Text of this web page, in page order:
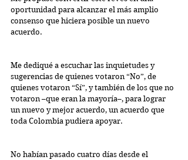
oportunidad para alcanzar el más amplio
consenso que hiciera posible un nuevo
acuerdo.
Me dediqué a escuchar las inquietudes y
sugerencias de quienes votaron “No”, de
quienes votaron “Sí”, y también de los que no
votaron –que eran la mayoría–, para lograr
un nuevo y mejor acuerdo, un acuerdo que
toda Colombia pudiera apoyar.
No habían pasado cuatro días desde el